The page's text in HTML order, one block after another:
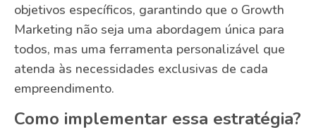
objetivos específicos, garantindo que o Growth
Marketing não seja uma abordagem única para
todos, mas uma ferramenta personalizável que
atenda às necessidades exclusivas de cada
empreendimento.
Como implementar essa estratégia?